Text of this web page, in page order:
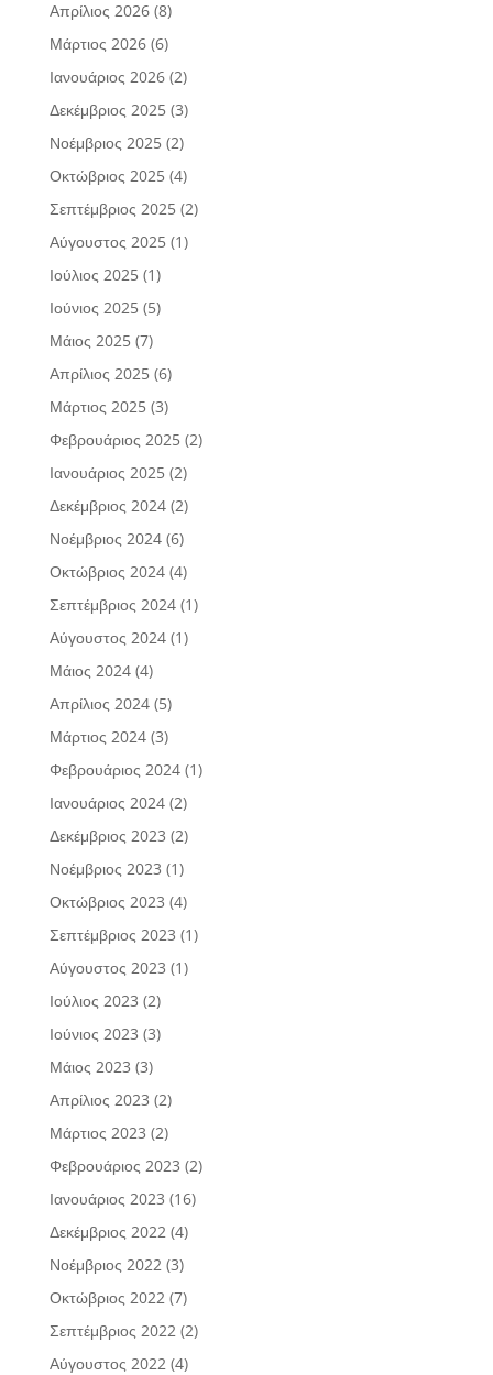
Απρίλιος 2026(8)
Μάρτιος 2026(6)
Ιανουάριος 2026(2)
Δεκέμβριος 2025(3)
Νοέμβριος 2025(2)
Οκτώβριος 2025(4)
Σεπτέμβριος 2025(2)
Αύγουστος 2025(1)
Ιούλιος 2025(1)
Ιούνιος 2025(5)
Μάιος 2025(7)
Απρίλιος 2025(6)
Μάρτιος 2025(3)
Φεβρουάριος 2025(2)
Ιανουάριος 2025(2)
Δεκέμβριος 2024(2)
Νοέμβριος 2024(6)
Οκτώβριος 2024(4)
Σεπτέμβριος 2024(1)
Αύγουστος 2024(1)
Μάιος 2024(4)
Απρίλιος 2024(5)
Μάρτιος 2024(3)
Φεβρουάριος 2024(1)
Ιανουάριος 2024(2)
Δεκέμβριος 2023 (2)
Νοέμβριος 2023 (1)
Οκτώβριος 2023 (4)
Σεπτέμβριος 2023 (1)
Αύγουστος 2023 (1)
Ιούλιος 2023 (2)
Ιούνιος 2023 (3)
Μάιος 2023 (3)
Απρίλιος 2023 (2)
Μάρτιος 2023 (2)
Φεβρουάριος 2023 (2)
Ιανουάριος 2023 (16)
Δεκέμβριος 2022(4)
Νοέμβριος 2022(3)
Οκτώβριος 2022(7)
Σεπτέμβριος 2022(2)
Αύγουστος 2022(4)